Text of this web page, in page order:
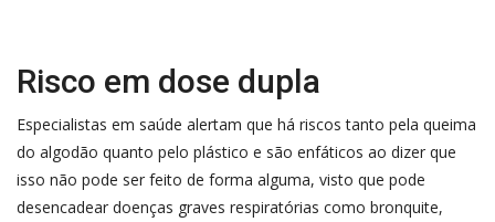
Risco em dose dupla
Especialistas em saúde alertam que há riscos tanto pela queima
do algodão quanto pelo plástico e são enfáticos ao dizer que
isso não pode ser feito de forma alguma, visto que pode
desencadear doenças graves respiratórias como bronquite,